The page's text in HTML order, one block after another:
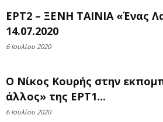
ΕΡΤ2 – ΞΕΝΗ ΤΑΙΝΙΑ «Ένας
14.07.2020
6 Ιουλίου 2020
Ο Νίκος Κουρής στην
άλλος» της ΕΡΤ1...
6 Ιουλίου 2020